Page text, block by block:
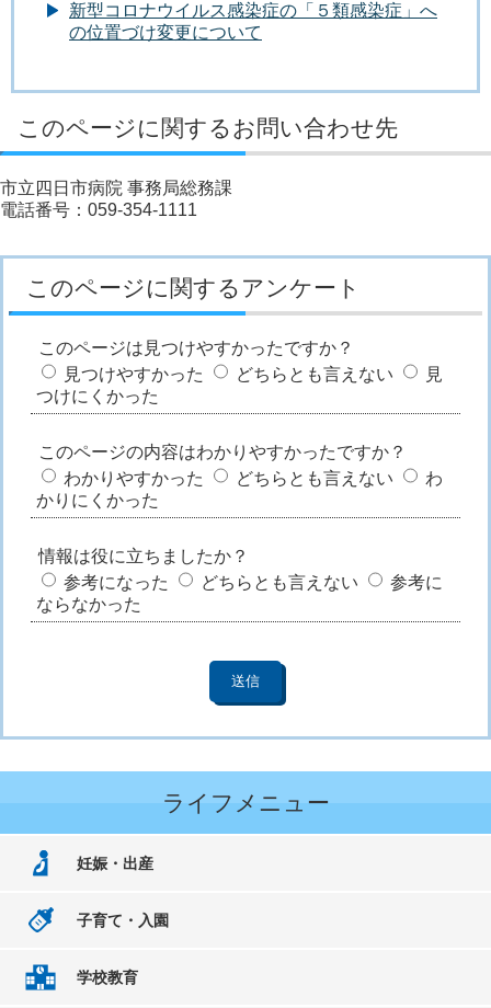
新型コロナウイルス感染症の「５類感染症」へ
の位置づけ変更について
このページに関するお問い合わせ先
市立四日市病院 事務局総務課
電話番号：059-354-1111
このページに関するアンケート
このページは見つけやすかったですか？
見つけやすかった
どちらとも言えない
見
つけにくかった
このページの内容はわかりやすかったですか？
わかりやすかった
どちらとも言えない
わ
かりにくかった
情報は役に立ちましたか？
参考になった
どちらとも言えない
参考に
ならなかった
ライフメニュー
妊娠・出産
子育て・入園
学校教育